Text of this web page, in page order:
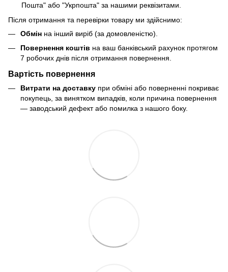
Пошта" або "Укрпошта" за нашими реквізитами.
Після отримання та перевірки товару ми здійснимо:
Обмін на інший виріб (за домовленістю).
Повернення коштів на ваш банківський рахунок протягом
7 робочих днів після отримання повернення.
Вартість повернення
Витрати на доставку при обміні або поверненні покриває
покупець, за винятком випадків, коли причина повернення
— заводський дефект або помилка з нашого боку.